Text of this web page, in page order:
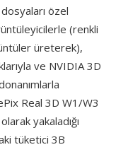
özel
(renkli
üreterek),
ve NVIDIA 3D
Real 3D W1/W3
yakaladığı
tüketici 3B